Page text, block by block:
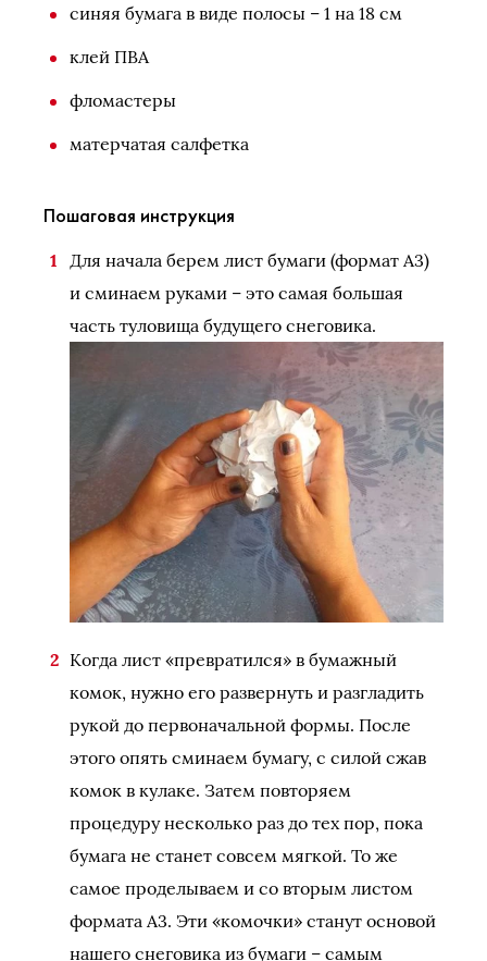
синяя бумага в виде полосы – 1 на 18 см
клей ПВА
фломастеры
матерчатая салфетка
Пошаговая инструкция
Для начала берем лист бумаги (формат А3)
и сминаем руками – это самая большая
часть туловища будущего снеговика.
Когда лист «превратился» в бумажный
комок, нужно его развернуть и разгладить
рукой до первоначальной формы. После
этого опять сминаем бумагу, с силой сжав
комок в кулаке. Затем повторяем
процедуру несколько раз до тех пор, пока
бумага не станет совсем мягкой. То же
самое проделываем и со вторым листом
формата А3. Эти «комочки» станут основой
нашего снеговика из бумаги – самым